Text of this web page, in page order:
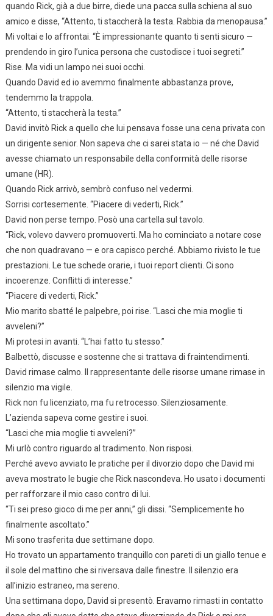
quando Rick, già a due birre, diede una pacca sulla schiena al suo
amico e disse, “Attento, ti staccherà la testa. Rabbia da menopausa.”
Mi voltai e lo affrontai. “È impressionante quanto ti senti sicuro —
prendendo in giro l’unica persona che custodisce i tuoi segreti.”
Rise. Ma vidi un lampo nei suoi occhi.
Quando David ed io avemmo finalmente abbastanza prove,
tendemmo la trappola.
“Attento, ti staccherà la testa.”
David invitò Rick a quello che lui pensava fosse una cena privata con
un dirigente senior. Non sapeva che ci sarei stata io — né che David
avesse chiamato un responsabile della conformità delle risorse
umane (HR).
Quando Rick arrivò, sembrò confuso nel vedermi.
Sorrisi cortesemente. “Piacere di vederti, Rick.”
David non perse tempo. Posò una cartella sul tavolo.
“Rick, volevo davvero promuoverti. Ma ho cominciato a notare cose
che non quadravano — e ora capisco perché. Abbiamo rivisto le tue
prestazioni. Le tue schede orarie, i tuoi report clienti. Ci sono
incoerenze. Conflitti di interesse.”
“Piacere di vederti, Rick.”
Mio marito sbatté le palpebre, poi rise. “Lasci che mia moglie ti
avveleni?”
Mi protesi in avanti. “L’hai fatto tu stesso.”
Balbettò, discusse e sostenne che si trattava di fraintendimenti.
David rimase calmo. Il rappresentante delle risorse umane rimase in
silenzio ma vigile.
Rick non fu licenziato, ma fu retrocesso. Silenziosamente.
L’azienda sapeva come gestire i suoi.
“Lasci che mia moglie ti avveleni?”
Mi urlò contro riguardo al tradimento. Non risposi.
Perché avevo avviato le pratiche per il divorzio dopo che David mi
aveva mostrato le bugie che Rick nascondeva. Ho usato i documenti
per rafforzare il mio caso contro di lui.
“Ti sei preso gioco di me per anni,” gli dissi. “Semplicemente ho
finalmente ascoltato.”
Mi sono trasferita due settimane dopo.
Ho trovato un appartamento tranquillo con pareti di un giallo tenue e
il sole del mattino che si riversava dalle finestre. Il silenzio era
all’inizio estraneo, ma sereno.
Una settimana dopo, David si presentò. Eravamo rimasti in contatto